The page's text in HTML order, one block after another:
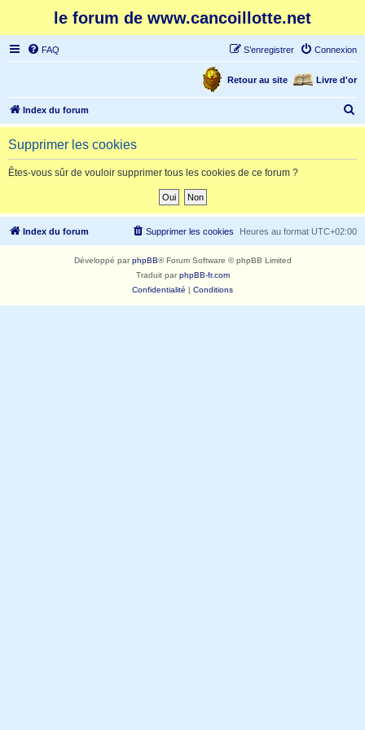
le forum de www.cancoillotte.net
FAQ Connexion
S’enregistrer
Livre d'or
Retour au site
Index du forum
e
h
Supprimer les cookies
Êtes-vous sûr de vouloir supprimer tous les cookies de ce forum ?
Index du forum Heures au format UTC+02:00
Supprimer les cookies
Développé parphpBB® Forum Software © phpBB Limited
Traduit parphpBB-fr.com
Confidentialité | Conditions